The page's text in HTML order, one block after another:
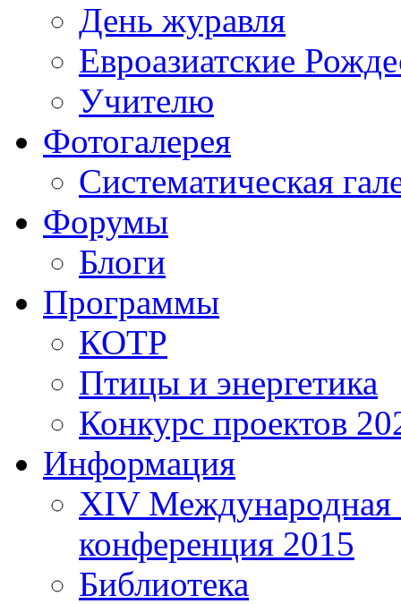
День журавля
Евроазиатские
Учителю
Фотогалерея
Систематическая
Форумы
Блоги
Программы
КОТР
Птицы и энергетика
Конкурс проектов
Информация
XIV Международная
конференция 2015
Библиотека